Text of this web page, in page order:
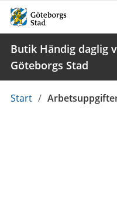
Butik Händig daglig
Göteborgs Stad
Du
Start /